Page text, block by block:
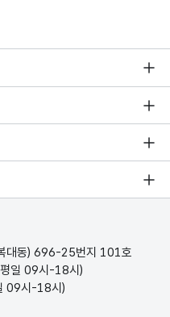
대동) 696-25번지 101호
일 09시-18시)
09시-18시)